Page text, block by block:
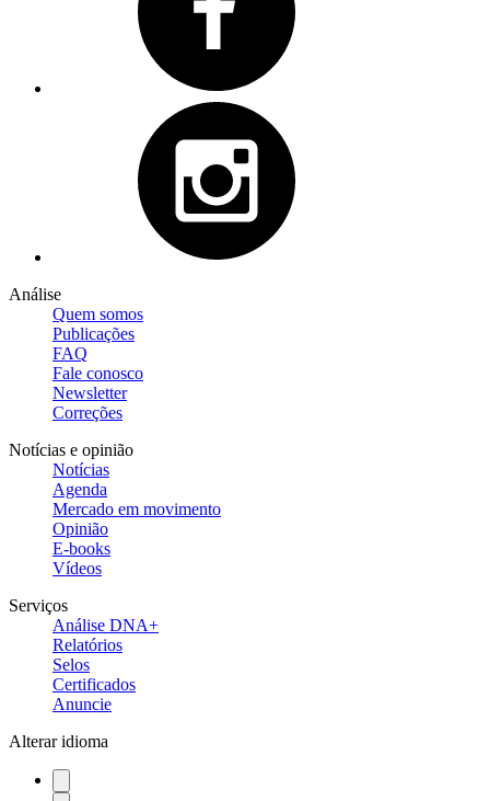
Análise
Quem somos
Publicações
FAQ
Fale conosco
Newsletter
Correções
Notícias e opinião
Notícias
Agenda
Mercado em movimento
Opinião
E-books
Vídeos
Serviços
Análise DNA+
Relatórios
Selos
Certificados
Anuncie
Alterar idioma